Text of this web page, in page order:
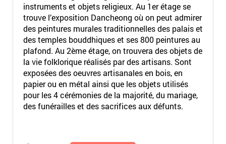
instruments et objets religieux. Au 1er étage se
trouve l’exposition Dancheong où on peut admirer
des peintures murales traditionnelles des palais et
des temples bouddhiques et ses 800 peintures au
plafond. Au 2ème étage, on trouvera des objets de
la vie folklorique réalisés par des artisans. Sont
exposées des oeuvres artisanales en bois, en
papier ou en métal ainsi que les objets utilisés
pour les 4 cérémonies de la majorité, du mariage,
des funérailles et des sacrifices aux défunts.